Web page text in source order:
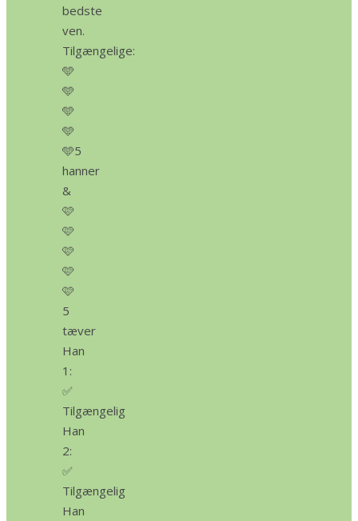
bedste
ven.
Tilgængelige:
🩵
🩵
🩵
🩵
🩵5
hanner
&
🩷
🩷
🩷
🩷
🩷
5
tæver
Han
1:
✅
Tilgængelig
Han
2:
✅
Tilgængelig
Han